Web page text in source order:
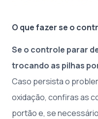
O que fazer se o
Se o controle parar
trocando as pilhas
Caso persista o
oxidação, confiras as
portão e, se